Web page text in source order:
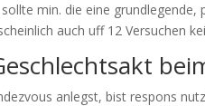
min. die eine grundlegende,
auch uff 12 Versuchen
anlegst, bist respons